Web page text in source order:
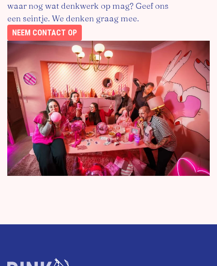
waar nog wat denkwerk op mag? Geef ons
een seintje. We denken graag mee.
NEEM CONTACT OP